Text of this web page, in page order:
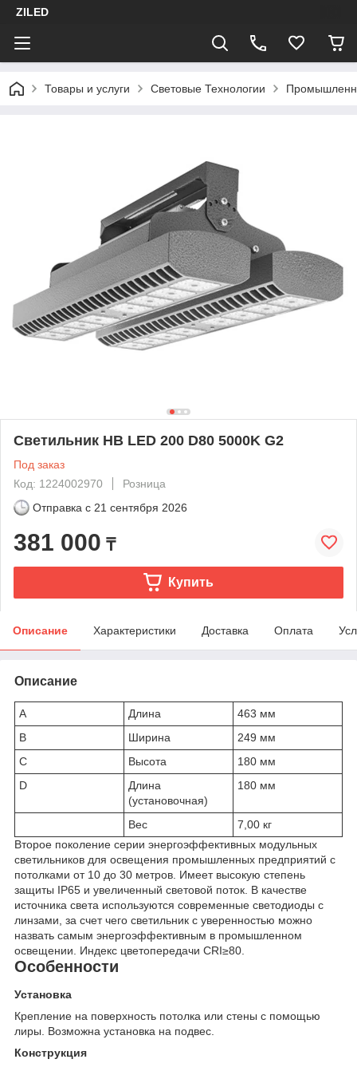
ZILED
Товары и услуги Световые Технологии
Светильник HB LED 200 D80 5000K G2
Под заказ
Код: 1224002970
Розница
Отправка с 21 сентября 2026
381 000 ₸
Купить
Описание Характеристики Доставка Оплата
Описание
A Длина
463 мм
B
Ширина
249 мм
C
Высота
180 мм
D
Длина
(установочная)
180 мм
Вес
7,00 кг
Второе поколение серии энергоэффективных модульных
светильников для освещения промышленных предприятий с
потолками от 10 до 30 метров. Имеет высокую степень
защиты IP65 и увеличенный световой поток. В качестве
источника света используются современные светодиоды с
линзами, за счет чего светильник с уверенностью можно
назвать самым энергоэффективным в промышленном
освещении. Индекс цветопередачи CRI≥80.
Особенности
Установка
Крепление на поверхность потолка или стены с помощью
лиры. Возможна установка на подвес.
Конструкция